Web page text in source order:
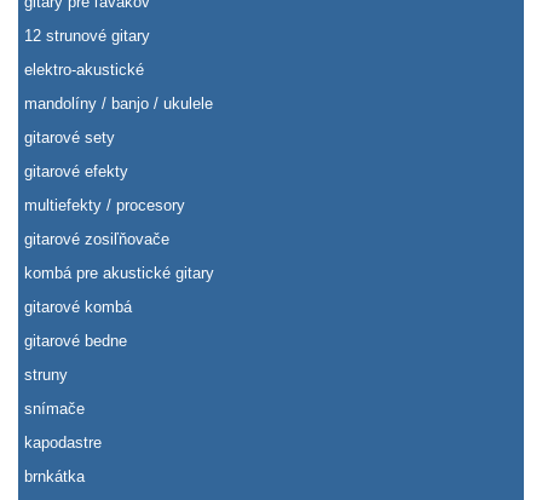
12 strunové gitary
elektro-akustické
mandolíny / banjo / ukulele
gitarové sety
gitarové efekty
multiefekty / procesory
gitarové zosiľňovače
kombá pre akustické gitary
gitarové kombá
gitarové bedne
struny
snímače
kapodastre
brnkátka